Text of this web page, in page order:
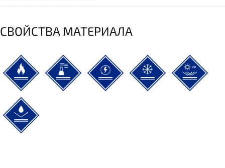
СВОЙСТВА МАТЕРИАЛА
термостойкийхимически стойкийэлектроизоляционный
морозостойкий
УФ-
водонепроницаемый